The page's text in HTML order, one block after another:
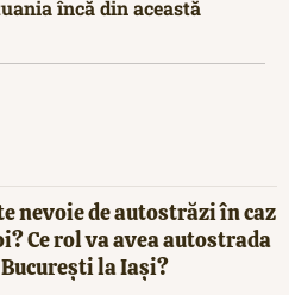
încă din această
nevoie de autostrăzi în caz
Ce rol va avea autostrada
București la Iași?